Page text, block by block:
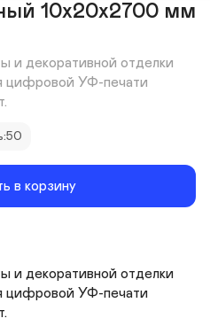
10х20х2700 мм
и декоративной отделки
цифровой УФ-печати
в корзину
и декоративной отделки
цифровой УФ-печати